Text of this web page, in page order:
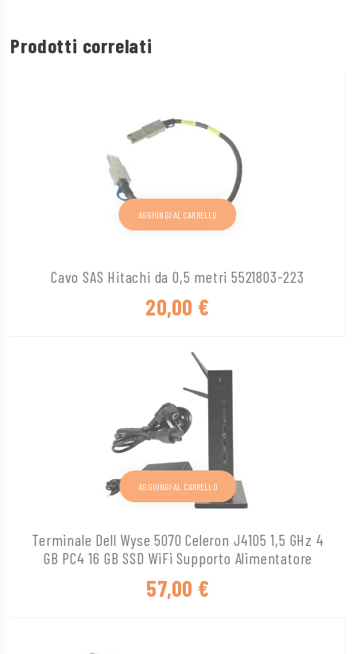
Prodotti correlati
Cavo SAS Hitachi da 0,5 metri 5521803-223
20,00 €
AGGIUNGI AL CARRELLO
Terminale Dell Wyse 5070 Celeron J4105 1,5 GHz 4
GB PC4 16 GB SSD WiFi Supporto Alimentatore
57,00 €
AGGIUNGI AL CARRELLO